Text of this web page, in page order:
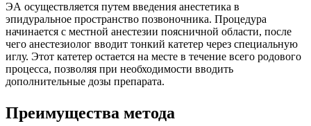
ЭА осуществляется путем введения анестетика в
эпидуральное пространство позвоночника. Процедура
начинается с местной анестезии поясничной области, после
чего анестезиолог вводит тонкий катетер через специальную
иглу. Этот катетер остается на месте в течение всего родового
процесса, позволяя при необходимости вводить
дополнительные дозы препарата.
Преимущества метода